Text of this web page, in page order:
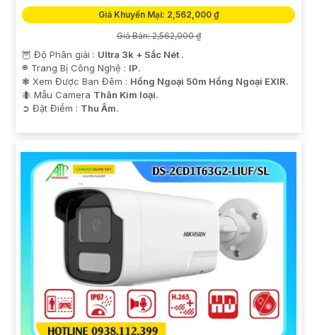
Giá Khuyến Mại: 2,562,000 ₫
Giá Bán: 2,562,000 ₫
🦉 Độ Phân giải : Ultra 3k + Sắc Nét .
®️ Trang Bị Công Nghệ : IP.
❃ Xem Được Ban Đêm : Hồng Ngoại 50m Hồng Ngoại EXIR.
🐜 Mẫu Camera Thân Kim loại.
️➲ Đặt Điểm : Thu Âm.